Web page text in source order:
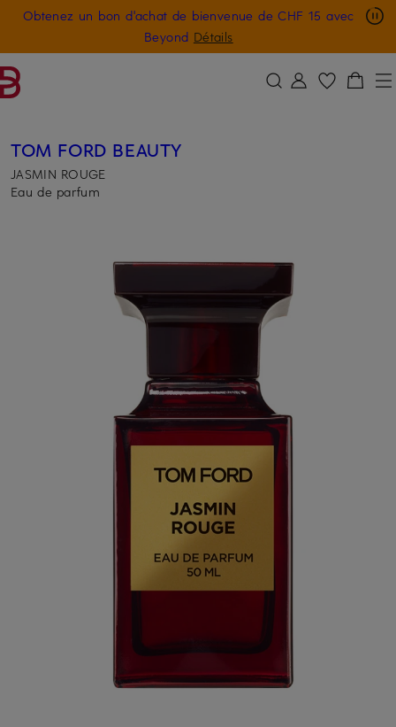
PASSER AU CONTENU PRINCIPAL PASSER AU CHAMP DE
Obtenez un bon d'achat de bienvenue de CHF 15 avec
Beyond Détails
TOM FORD BEAUTY
JASMIN ROUGE
Eau de parfum